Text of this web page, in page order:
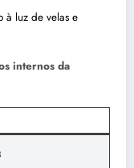
à luz de velas e
internos da